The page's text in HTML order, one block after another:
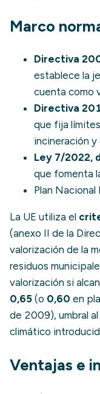
Marco
Directiva
establece la
cuenta como
Directiva
que fija
incineración
Ley 7/2022,
que fomenta
Plan
La UE utiliza el
(anexo II de la
valorización de la
residuos
valorización si
0,65 (o 0,60 en
de 2009), umbral
climático
Ventajas e